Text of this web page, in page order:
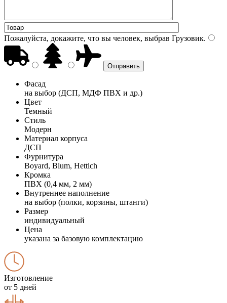
Пожалуйста, докажите, что вы человек, выбрав Грузовик.
Фасад
на выбор (ДСП, МДФ ПВХ и др.)
Цвет
Темный
Стиль
Модерн
Материал корпуса
ДСП
Фурнитура
Boyard, Blum, Hettich
Кромка
ПВХ (0,4 мм, 2 мм)
Внутреннее наполнение
на выбор (полки, корзины, штанги)
Размер
индивидуальный
Цена
указана за базовую комплектацию
Изготовление
от 5 дней